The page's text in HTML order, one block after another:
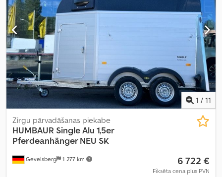
1 / 11
Gevelsberg 1 277 km
Zirgu pārvadāšanas piekabe
HUMBAUR Single Alu 1,5er
Pferdeanhänger NEU SK
6 722 €
Fiksēta cena plus PVN